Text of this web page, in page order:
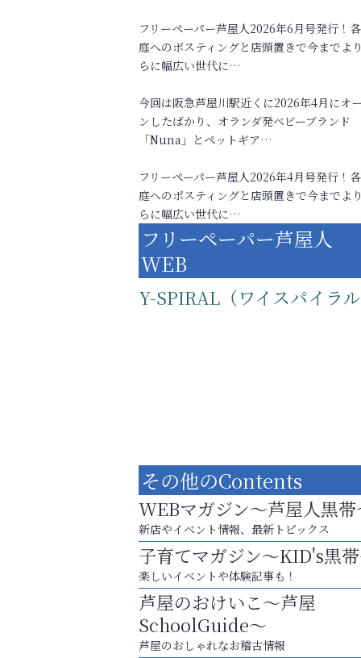
フリーペーパー芦屋人2026年6月号発行！
庭へのポスティングと店頭置きで今までよ
らに幅広い世代に…
今回は阪急芦屋川駅近くに2026年4月にオ
ンしたばかり、オランダ発ベビーブランド
「Nuna」とペットギア…
フリーペーパー芦屋人2026年4月号発行！
庭へのポスティングと店頭置きで今までよ
らに幅広い世代に…
フリーペーパー芦屋人
WEB
Y-SPIRAL（ワイスパイラル
運動不足「動かない」を解消しませんか？
芦屋人~あしやびと~
その他のContents
WEBマガジン～芦屋人黒帯
新店やイベント情報、最新トピックス
子育てマガジン～KID's黒
楽しいイベントや体験記事も！
芦屋のおけいこ～芦屋
SchoolGuide～
芦屋のおしゃれなお稽古情報